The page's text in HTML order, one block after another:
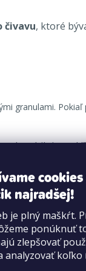
najradšej!
je plný maškŕt.
ponúknuť
zlepšovať
analyzovať
čivavu, ktoré
granulami.
obilniny,
chlór 0,2
1,4 %,